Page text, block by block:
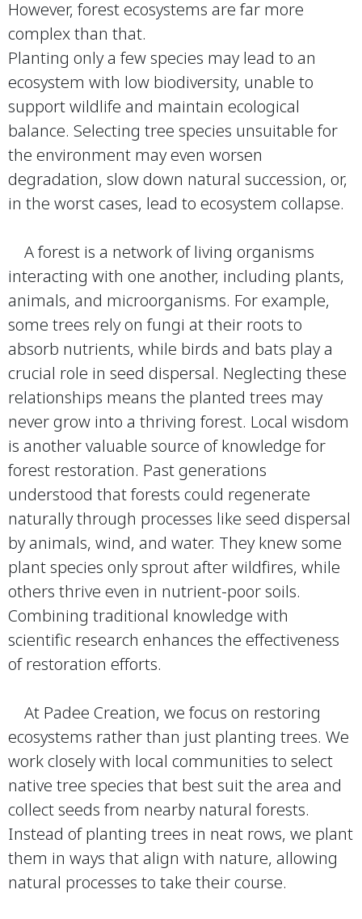
However, forest ecosystems are far more
complex than that.
Planting only a few species may lead to an
ecosystem with low biodiversity, unable to
support wildlife and maintain ecological
balance. Selecting tree species unsuitable for
the environment may even worsen
degradation, slow down natural succession, or,
in the worst cases, lead to ecosystem collapse.
A forest is a network of living organisms
interacting with one another, including plants,
animals, and microorganisms. For example,
some trees rely on fungi at their roots to
absorb nutrients, while birds and bats play a
crucial role in seed dispersal. Neglecting these
relationships means the planted trees may
never grow into a thriving forest. Local wisdom
is another valuable source of knowledge for
forest restoration. Past generations
understood that forests could regenerate
naturally through processes like seed dispersal
by animals, wind, and water. They knew some
plant species only sprout after wildfires, while
others thrive even in nutrient-poor soils.
Combining traditional knowledge with
scientific research enhances the effectiveness
of restoration efforts.
At Padee Creation, we focus on restoring
ecosystems rather than just planting trees. We
work closely with local communities to select
native tree species that best suit the area and
collect seeds from nearby natural forests.
Instead of planting trees in neat rows, we plant
them in ways that align with nature, allowing
natural processes to take their course.